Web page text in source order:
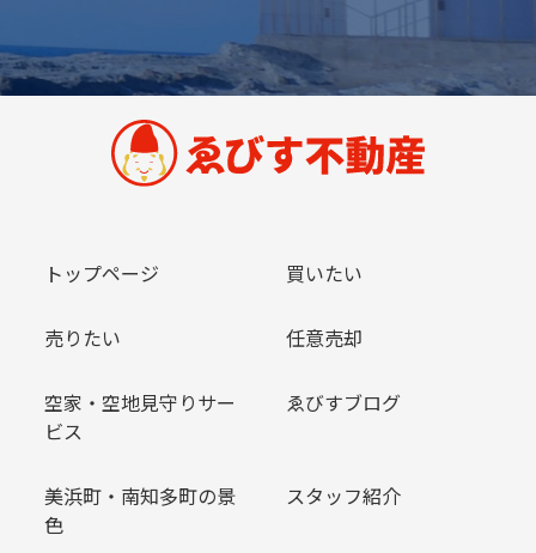
トップページ 買いたい
売りたい 任意売却
空家・空地見守りサー
ビス
ゑびすブログ
美浜町・南知多町の景
色
スタッフ紹介